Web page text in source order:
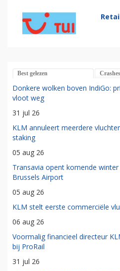
Best gelezen Crashes
Donkere wolken boven IndiGo:
vloot weg
31 jul 26
KLM annuleert meerdere
staking
05 aug 26
Transavia opent komende
Brussels Airport
05 aug 26
KLM stelt eerste commerciële
06 aug 26
Voormalig financieel directeur
bij ProRail
31 jul 26